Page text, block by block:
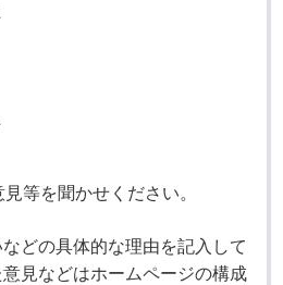
等を聞かせください。
どの具体的な理由を記入して
見などはホームページの構成